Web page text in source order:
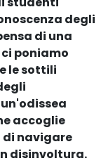
degli
di una
poniamo
le sottili
accoglie
navigare
disinvoltura.